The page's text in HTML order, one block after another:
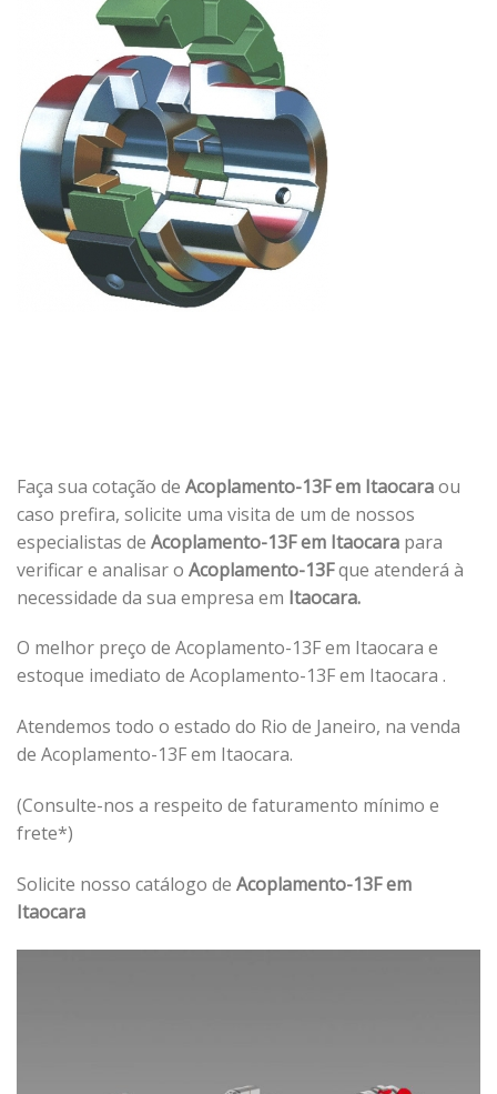
Faça sua cotação de Acoplamento-13F em Itaocaraou
caso prefira, solicite uma visita de um de nossos
especialistas de Acoplamento-13F em Itaocara para
verificar e analisar o Acoplamento-13Fque atenderá à
necessidade da sua empresa em Itaocara.
O melhor preço de Acoplamento-13F em Itaocara e
estoque imediato de Acoplamento-13F em Itaocara .
Atendemos todo o estado do Rio de Janeiro, na venda
de Acoplamento-13F em Itaocara.
(Consulte-nos a respeito de faturamento mínimo e
frete*)
Solicite nosso catálogo de Acoplamento-13F em
Itaocara